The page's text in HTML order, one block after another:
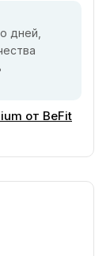
дней,
от BeFit